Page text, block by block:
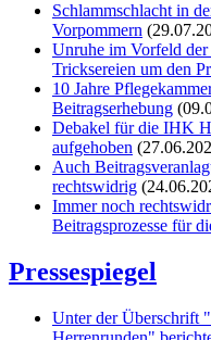
Schlammschlacht in
Vorpommern
Unruhe im Vorfeld
Tricksereien um den
10 Jahre
Beitragserhebung
Debakel für die IHK
aufgehoben
Auch
rechtswidrig
Immer noch
Beitragsprozesse für
Pressespiegel
Unter der Überschrift